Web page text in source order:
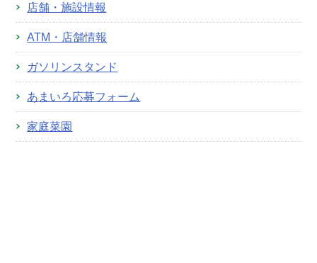
店舗・施設情報
ATM・店舗情報
ガソリンスタンド
あまいろ応募フォーム
家庭菜園